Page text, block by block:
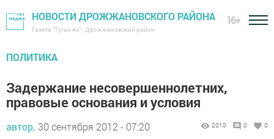
НОВОСТИ ДРОЖЖАНОВСКОГО РАЙОНА
Газета "Туган як" - Дрожжановский район
16+
ПОЛИТИКА
Задержание несовершеннолетних,
правовые основания и условия
автор, 30 сентября 2012 - 07:20 2010 0 0